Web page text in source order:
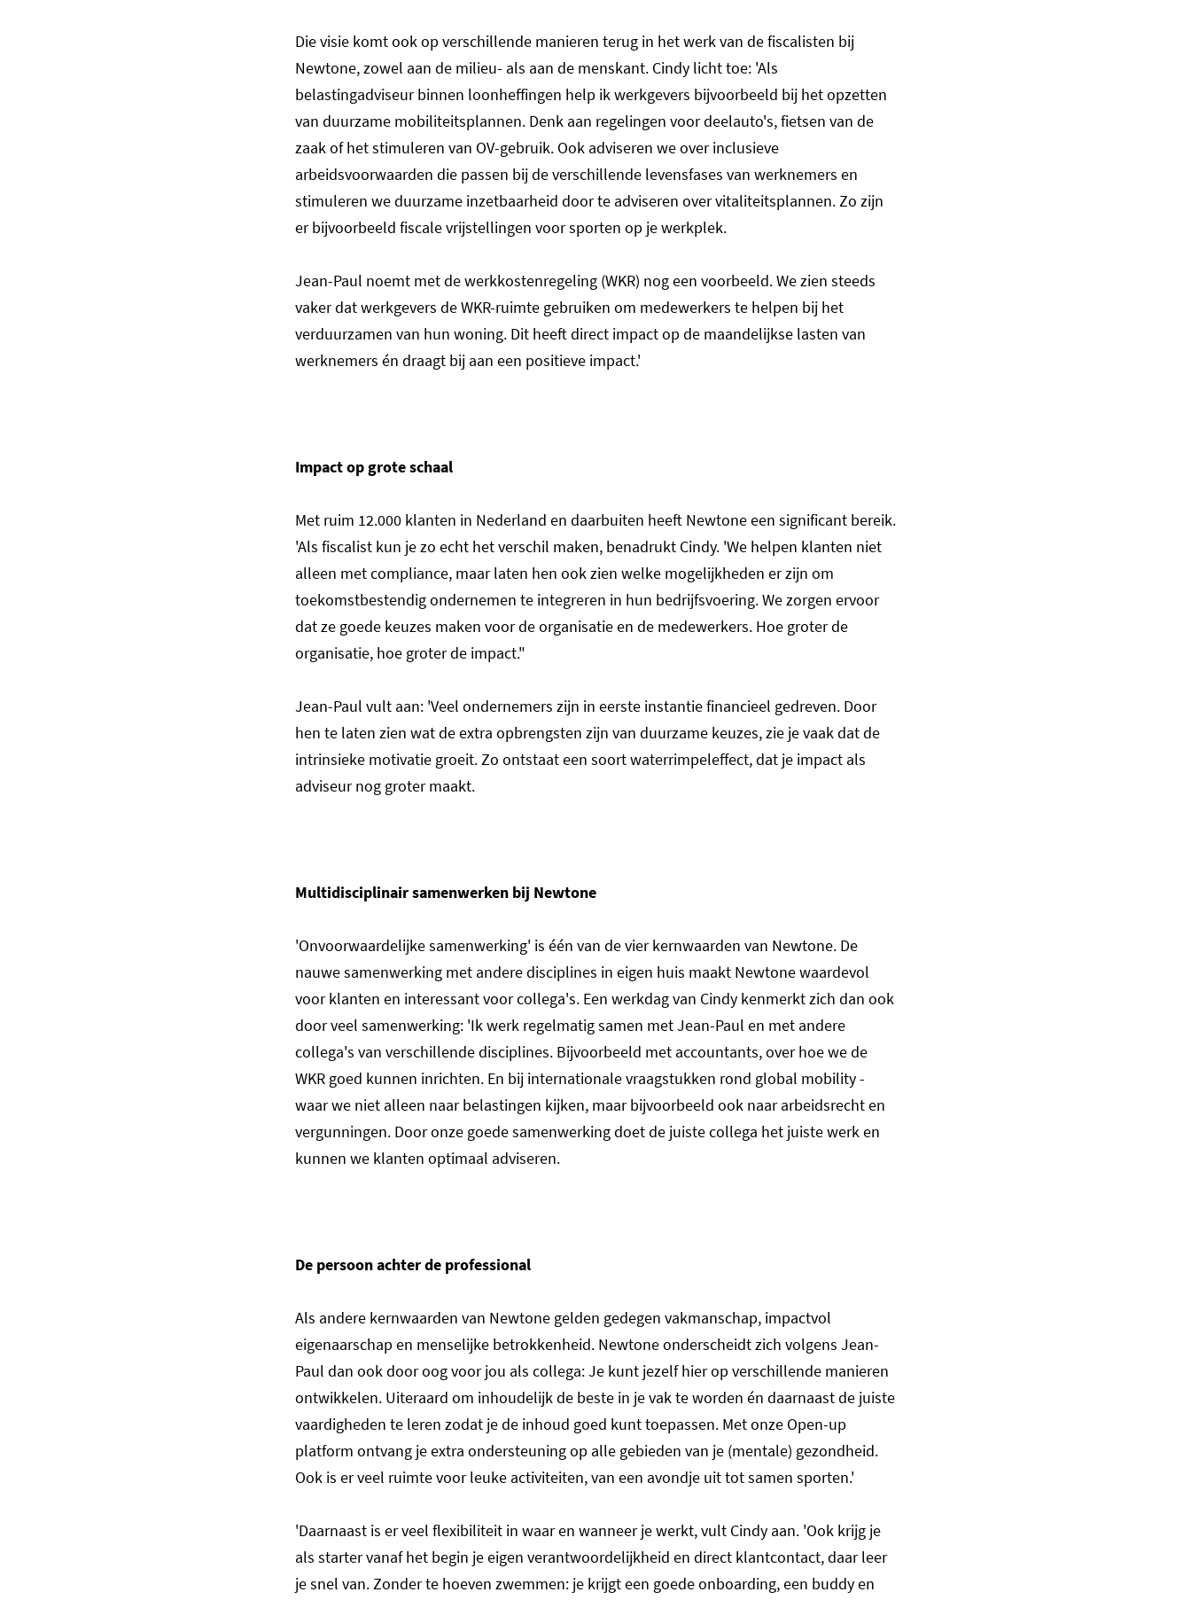
Die visie komt ook op verschillende manieren terug in het werk van de fiscalisten bij
Newtone, zowel aan de milieu- als aan de menskant. Cindy licht toe: 'Als
belastingadviseur binnen loonheffingen help ik werkgevers bijvoorbeeld bij het opzetten
van duurzame mobiliteitsplannen. Denk aan regelingen voor deelauto's, fietsen van de
zaak of het stimuleren van OV-gebruik. Ook adviseren we over inclusieve
arbeidsvoorwaarden die passen bij de verschillende levensfases van werknemers en
stimuleren we duurzame inzetbaarheid door te adviseren over vitaliteitsplannen. Zo zijn
er bijvoorbeeld fiscale vrijstellingen voor sporten op je werkplek.
Jean-Paul noemt met de werkkostenregeling (WKR) nog een voorbeeld. We zien steeds
vaker dat werkgevers de WKR-ruimte gebruiken om medewerkers te helpen bij het
verduurzamen van hun woning. Dit heeft direct impact op de maandelijkse lasten van
werknemers én draagt bij aan een positieve impact.'
Impact op grote schaal
Met ruim 12.000 klanten in Nederland en daarbuiten heeft Newtone een significant bereik.
'Als fiscalist kun je zo echt het verschil maken, benadrukt Cindy. 'We helpen klanten niet
alleen met compliance, maar laten hen ook zien welke mogelijkheden er zijn om
toekomstbestendig ondernemen te integreren in hun bedrijfsvoering. We zorgen ervoor
dat ze goede keuzes maken voor de organisatie en de medewerkers. Hoe groter de
organisatie, hoe groter de impact."
Jean-Paul vult aan: 'Veel ondernemers zijn in eerste instantie financieel gedreven. Door
hen te laten zien wat de extra opbrengsten zijn van duurzame keuzes, zie je vaak dat de
intrinsieke motivatie groeit. Zo ontstaat een soort waterrimpeleffect, dat je impact als
adviseur nog groter maakt.
Multidisciplinair samenwerken bij Newtone
'Onvoorwaardelijke samenwerking' is één van de vier kernwaarden van Newtone. De
nauwe samenwerking met andere disciplines in eigen huis maakt Newtone waardevol
voor klanten en interessant voor collega's. Een werkdag van Cindy kenmerkt zich dan ook
door veel samenwerking: 'Ik werk regelmatig samen met Jean-Paul en met andere
collega's van verschillende disciplines. Bijvoorbeeld met accountants, over hoe we de
WKR goed kunnen inrichten. En bij internationale vraagstukken rond global mobility -
waar we niet alleen naar belastingen kijken, maar bijvoorbeeld ook naar arbeidsrecht en
vergunningen. Door onze goede samenwerking doet de juiste collega het juiste werk en
kunnen we klanten optimaal adviseren.
De persoon achter de professional
Als andere kernwaarden van Newtone gelden gedegen vakmanschap, impactvol
eigenaarschap en menselijke betrokkenheid. Newtone onderscheidt zich volgens Jean-
Paul dan ook door oog voor jou als collega: Je kunt jezelf hier op verschillende manieren
ontwikkelen. Uiteraard om inhoudelijk de beste in je vak te worden én daarnaast de juiste
vaardigheden te leren zodat je de inhoud goed kunt toepassen. Met onze Open-up
platform ontvang je extra ondersteuning op alle gebieden van je (mentale) gezondheid.
Ook is er veel ruimte voor leuke activiteiten, van een avondje uit tot samen sporten.'
'Daarnaast is er veel flexibiliteit in waar en wanneer je werkt, vult Cindy aan. 'Ook krijg je
als starter vanaf het begin je eigen verantwoordelijkheid en direct klantcontact, daar leer
je snel van. Zonder te hoeven zwemmen: je krijgt een goede onboarding, een buddy en